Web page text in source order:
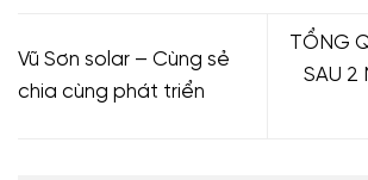
Vũ Sơn solar – Cùng sẻ
chia cùng phát triển
TỔNG
SAU 2